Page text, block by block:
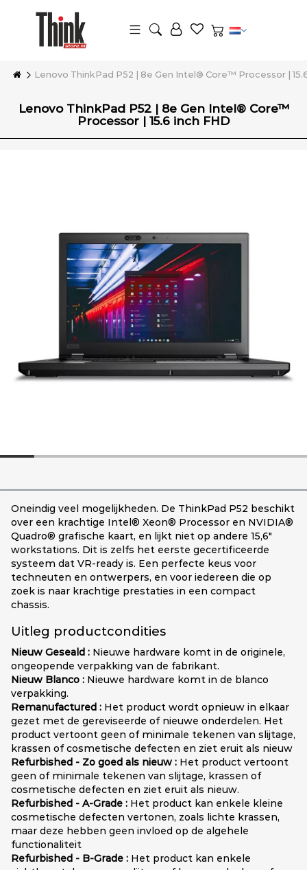
Lenovo ThinkPad P52 | 8e Gen Intel® Core™ Processor |
Lenovo ThinkPad P52 | 8e Gen Intel® Core™
Processor | 15.6 inch FHD
Oneindig veel mogelijkheden. De ThinkPad P52 beschikt
over een krachtige Intel® Xeon® Processor en NVIDIA®
Quadro® grafische kaart, en lijkt niet op andere 15,6"
workstations. Dit is zelfs het eerste gecertificeerde
systeem dat VR-ready is. Een perfecte keus voor
techneuten en ontwerpers, en voor iedereen die op
zoek is naar krachtige prestaties in een compact
chassis.
Uitleg productcondities
Nieuw Geseald : Nieuwe hardware komt in de originele,
ongeopende verpakking van de fabrikant.
Nieuw Blanco : Nieuwe hardware komt in de blanco
verpakking.
Remanufactured : Het product wordt opnieuw in elkaar
gezet met de gereviseerde of nieuwe onderdelen. Het
product vertoont geen of minimale tekenen van slijtage,
krassen of cosmetische defecten en ziet eruit als nieuw
Refurbished - Zo goed als nieuw : Het product vertoont
geen of minimale tekenen van slijtage, krassen of
cosmetische defecten en ziet eruit als nieuw.
Refurbished - A-Grade : Het product kan enkele kleine
cosmetische defecten vertonen, zoals lichte krassen,
maar deze hebben geen invloed op de algehele
functionaliteit
Refurbished - B-Grade : Het product kan enkele